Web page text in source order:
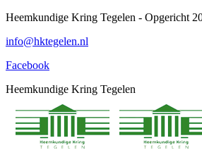
Spring
content
Heemkundige Kring Tegelen - Opgericht
info@hktegelen.nl
Facebook
Heemkundige Kring Tegelen